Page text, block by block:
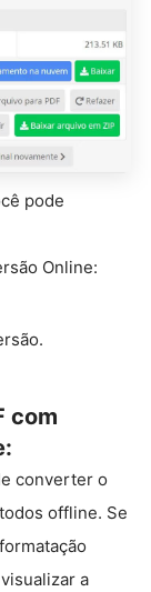
pode
Online:
com
converter o
offline. Se
a